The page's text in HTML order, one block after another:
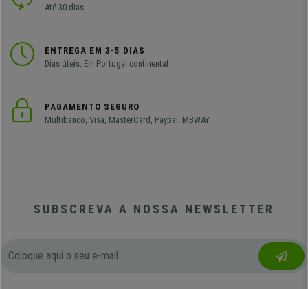
Até 30 dias
ENTREGA EM 3-5 DIAS
Dias úteis. Em Portugal continental
PAGAMENTO SEGURO
Multibanco, Visa, MasterCard, Paypal. MBWAY
SUBSCREVA A NOSSA NEWSLETTER